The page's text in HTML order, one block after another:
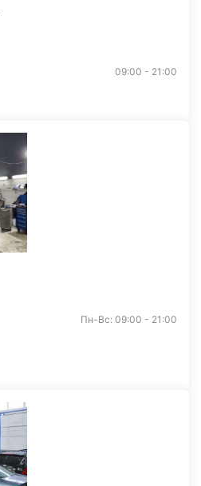
09:00 - 21:00
Пн-Вс: 09:00 - 21:00